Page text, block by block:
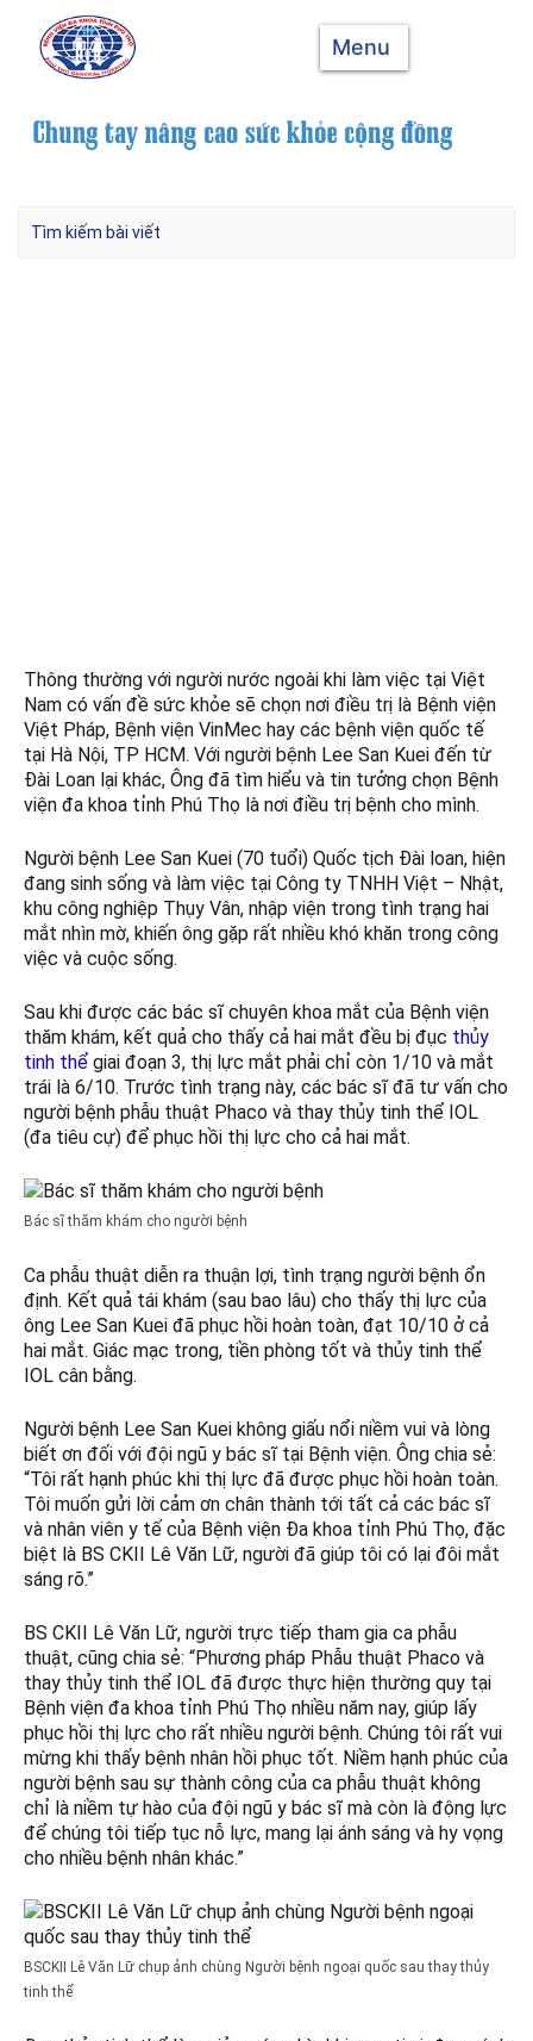
Menu
Thông thường với người nước ngoài khi làm việc tại Việt
Nam có vấn đề sức khỏe sẽ chọn nơi điều trị là Bệnh viện
Việt Pháp, Bệnh viện VinMec hay các bệnh viện quốc tế
tại Hà Nội, TP HCM. Với người bệnh Lee San Kuei đến từ
Đài Loan lại khác, Ông đã tìm hiểu và tin tưởng chọn Bệnh
viện đa khoa tỉnh Phú Thọ là nơi điều trị bệnh cho mình.
Người bệnh Lee San Kuei (70 tuổi) Quốc tịch Đài loan, hiện
đang sinh sống và làm việc tại Công ty TNHH Việt – Nhật,
khu công nghiệp Thụy Vân, nhập viện trong tình trạng hai
mắt nhìn mờ, khiến ông gặp rất nhiều khó khăn trong công
việc và cuộc sống.
Sau khi được các bác sĩ chuyên khoa mắt của Bệnh viện
thăm khám, kết quả cho thấy cả hai mắt đều bị đục thủy
tinh thể giai đoạn 3, thị lực mắt phải chỉ còn 1/10 và mắt
trái là 6/10. Trước tình trạng này, các bác sĩ đã tư vấn cho
người bệnh phẫu thuật Phaco và thay thủy tinh thể IOL
(đa tiêu cự) để phục hồi thị lực cho cả hai mắt.
Bác sĩ thăm khám cho người bệnh
Ca phẫu thuật diễn ra thuận lợi, tình trạng người bệnh ổn
định. Kết quả tái khám (sau bao lâu) cho thấy thị lực của
ông Lee San Kuei đã phục hồi hoàn toàn, đạt 10/10 ở cả
hai mắt. Giác mạc trong, tiền phòng tốt và thủy tinh thể
IOL cân bằng.
Người bệnh Lee San Kuei không giấu nổi niềm vui và lòng
biết ơn đối với đội ngũ y bác sĩ tại Bệnh viện. Ông chia sẻ:
“Tôi rất hạnh phúc khi thị lực đã được phục hồi hoàn toàn.
Tôi muốn gửi lời cảm ơn chân thành tới tất cả các bác sĩ
và nhân viên y tế của Bệnh viện Đa khoa tỉnh Phú Thọ, đặc
biệt là BS CKII Lê Văn Lữ, người đã giúp tôi có lại đôi mắt
sáng rõ.”
BS CKII Lê Văn Lữ, người trực tiếp tham gia ca phẫu
thuật, cũng chia sẻ: “Phương pháp Phẫu thuật Phaco và
thay thủy tinh thể IOL đã được thực hiện thường quy tại
Bệnh viện đa khoa tỉnh Phú Thọ nhiều năm nay, giúp lấy
phục hồi thị lực cho rất nhiều người bệnh. Chúng tôi rất vui
mừng khi thấy bệnh nhân hồi phục tốt. Niềm hạnh phúc của
người bệnh sau sự thành công của ca phẫu thuật không
chỉ là niềm tự hào của đội ngũ y bác sĩ mà còn là động lực
để chúng tôi tiếp tục nỗ lực, mang lại ánh sáng và hy vọng
cho nhiều bệnh nhân khác.”
BSCKII Lê Văn Lữ chụp ảnh chùng Người bệnh ngoại quốc sau thay thủy
tinh thể